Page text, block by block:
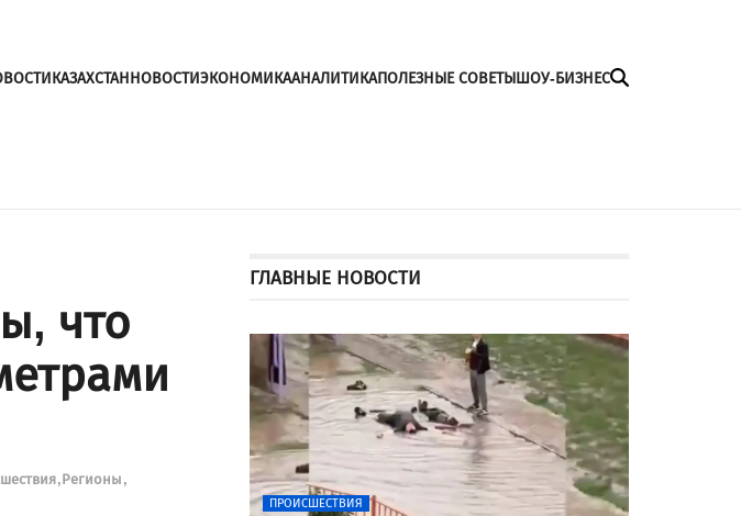
КАЗАХСТАННОВОСТИЭКОНОМИКААНАЛИТИКАПОЛЕЗНЫЕ СОВЕТЫШОУ-БИЗНЕС
что
Регионы
ГЛАВНЫЕ НОВОСТИ
ПРОИСШЕСТВИЯ